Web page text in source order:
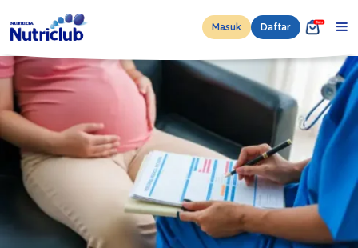
Masuk Daftar